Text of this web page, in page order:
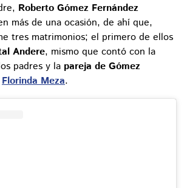
Roberto Gómez Fernández
más de una ocasión, de ahí que,
tres matrimonios; el primero de ellos
Andere, mismo que contó con la
padres y la pareja de Gómez
Florinda Meza.